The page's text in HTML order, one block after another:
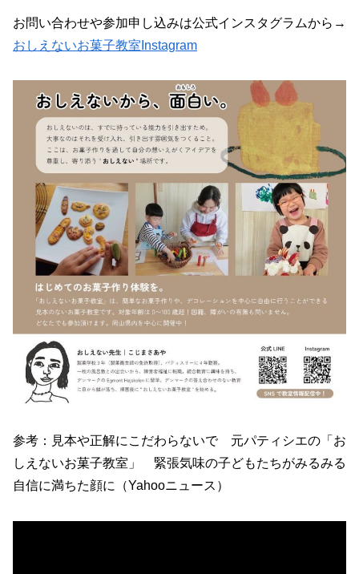
お問い合わせや参加申し込みは公式インスタグラムから→
おしえないお菓子教室Instagram
参考：見本や正解にこだわらないで 元パティシエの「お
しえないお菓子教室」 緊張気味の子どもたちがみるみる
自信に満ちた顔に（Yahooニュース）